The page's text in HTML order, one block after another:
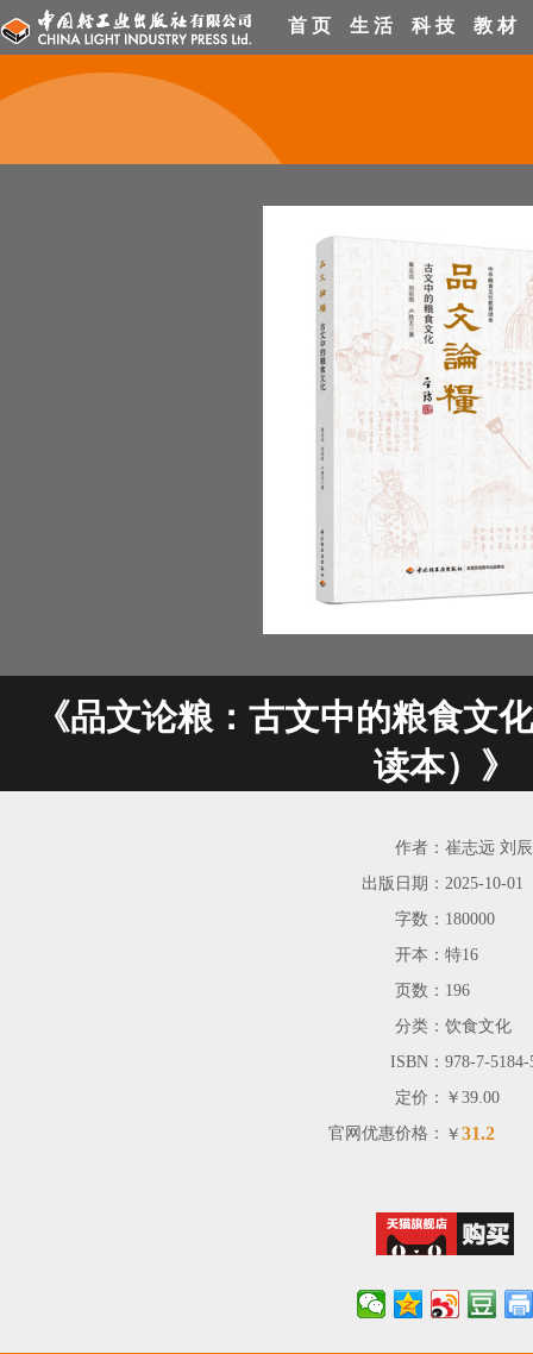
首 页 生 活 科 技 教 材
《品文论粮：古文中的粮食文
读本）》
作者： 崔志远 刘
出版日期： 2025-10-01
字数： 180000
开本： 特16
页数： 196
分类： 饮食文化
ISBN： 978-7-5184-
定价： ￥39.00
官网优惠价格： ￥ 31.2